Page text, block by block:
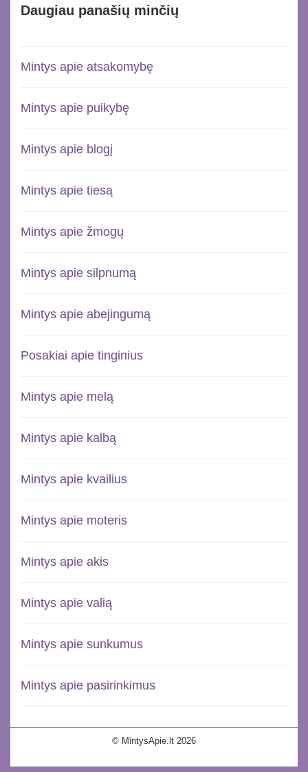
Daugiau panašių minčių
Mintys apie atsakomybę
Mintys apie puikybę
Mintys apie blogį
Mintys apie tiesą
Mintys apie žmogų
Mintys apie silpnumą
Mintys apie abejingumą
Posakiai apie tinginius
Mintys apie melą
Mintys apie kalbą
Mintys apie kvailius
Mintys apie moteris
Mintys apie akis
Mintys apie valią
Mintys apie sunkumus
Mintys apie pasirinkimus
© MintysApie.lt 2026